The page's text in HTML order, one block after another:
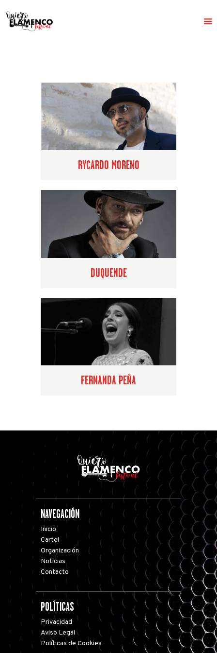
HISTORIA
PROGRAMACIÓN
NOTICIAS
CONTACTO
RYCARDO MORENO
DUQUENDE
FERNANDA PEÑA
NAVEGACIÓN
Inicio
Cartel
Organización
Noticias
Contacto
POLÍTICAS
Privacidad
Aviso Legal
Políticas de Cookies